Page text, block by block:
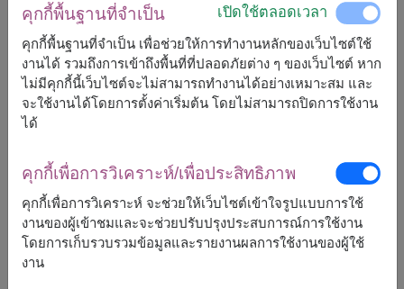
กระเช้านี้ประกอบด้วย:
แป้งฝุ่นทาตัว มาร์ค แอนด์ส เปนเซอร์ แมคโนเลีย ฟล
อรัล คอลลเคชั่น 200 กรัม
สบู่เหลวอาบน้ำ มาร์ค แอนด์ส เปนเซอร์ แมคโนเลีย
ครีมบำรุงมือและเล็บมาร์ค แอนด์ส เปนเซอร์ แมคโนเลีย
ฟลอรัล คอลลเคชั่น 200 มิลลิลิตร
ตกแต่งด้วยดอกไม้ประดิษฐ์
คุกกี้พื้นฐานที่จำเป็น เปิดใช้ตลอดเวลา
คุกกี้พื้นฐานที่จำเป็น เพื่อช่วยให้การทำงานหลักของเว็บไซต์ใช้
งานได้ รวมถึงการเข้าถึงพื้นที่ที่ปลอดภัยต่าง ๆ ของเว็บไซต์ หาก
ไม่มีคุกกี้นี้เว็บไซต์จะไม่สามารถทำงานได้อย่างเหมาะสม และ
จะใช้งานได้โดยการตั้งค่าเริ่มต้น โดยไม่สามารถปิดการใช้งาน
ได้
คุกกี้เพื่อการวิเคราะห์/เพื่อประสิทธิภาพ
คุกกี้เพื่อการวิเคราะห์ จะช่วยให้เว็บไซต์เข้าใจรูปแบบการใช้
งานของผู้เข้าชมและจะช่วยปรับปรุงประสบการณ์การใช้งาน
โดยการเก็บรวบรวมข้อมูลและรายงานผลการใช้งานของผู้ใช้
งาน